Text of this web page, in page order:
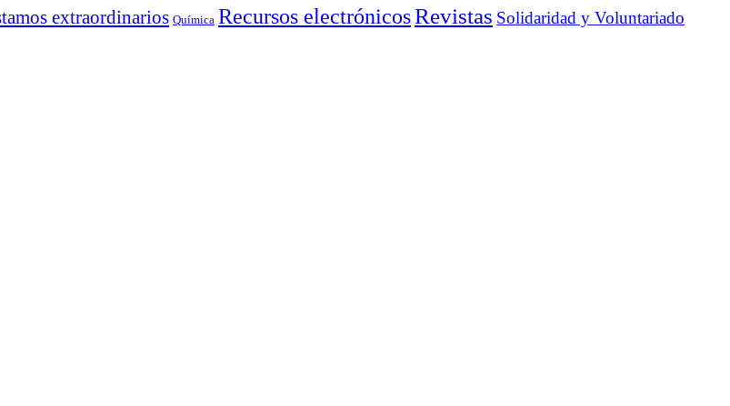
extraordinarios Química Recursos electrónicosRevistas Solidaridad y Voluntariado